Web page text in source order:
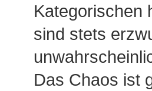
Kategorischen
sind stets
Das Chaos ist